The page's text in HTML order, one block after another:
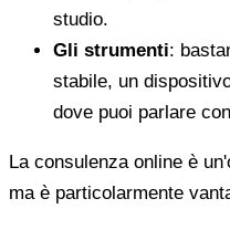
studio.
Gli strumenti:
stabile, un
dove puoi parlare
La consulenza online è
ma è particolarmente